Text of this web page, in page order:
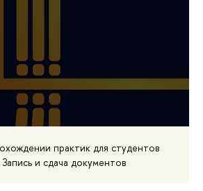
практик для студентов
и сдача документов